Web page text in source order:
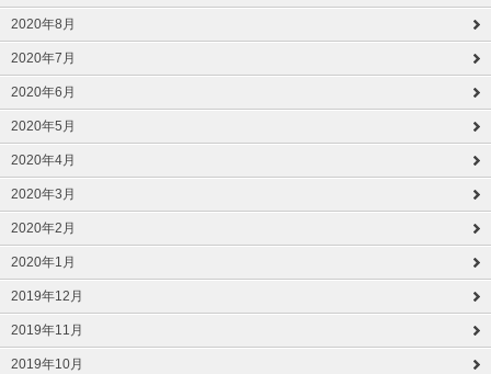
2020年8月
2020年7月
2020年6月
2020年5月
2020年4月
2020年3月
2020年2月
2020年1月
2019年12月
2019年11月
2019年10月